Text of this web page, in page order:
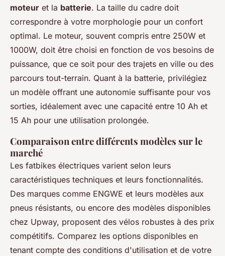
moteur et la batterie. La taille du cadre doit
correspondre à votre morphologie pour un confort
optimal. Le moteur, souvent compris entre 250W et
1000W, doit être choisi en fonction de vos besoins de
puissance, que ce soit pour des trajets en ville ou des
parcours tout-terrain. Quant à la batterie, privilégiez
un modèle offrant une autonomie suffisante pour vos
sorties, idéalement avec une capacité entre 10 Ah et
15 Ah pour une utilisation prolongée.
Comparaison entre différents modèles sur le
marché
Les fatbikes électriques varient selon leurs
caractéristiques techniques et leurs fonctionnalités.
Des marques comme ENGWE et leurs modèles aux
pneus résistants, ou encore des modèles disponibles
chez Upway, proposent des vélos robustes à des prix
compétitifs. Comparez les options disponibles en
tenant compte des conditions d'utilisation et de votre